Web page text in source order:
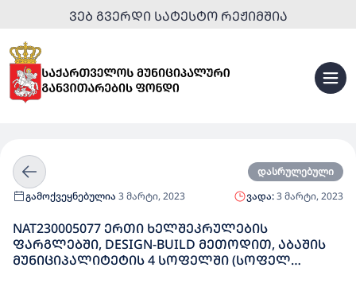
ᲕᲔᲑ ᲒᲕᲔᲠᲓᲘ ᲡᲐᲢᲔᲡᲢᲝ ᲠᲔᲟᲘᲛᲨᲘᲐ
დასრულებული
გამოქვეყნებულია 3 მარტი, 2023 ვადა:3 მარტი, 2023
NAT230005077 ᲔᲠᲗᲘ ᲮᲔᲚᲨᲔᲙᲠᲣᲚᲔᲑᲘᲡ
ᲤᲐᲠᲒᲚᲔᲑᲨᲘ, DESIGN-BUILD ᲛᲔᲗᲝᲓᲘᲗ, ᲐᲑᲐᲨᲘᲡ
ᲛᲣᲜᲘᲪᲘᲞᲐᲚᲘᲢᲔᲢᲘᲡ 4 ᲡᲝᲤᲔᲚᲨᲘ (ᲡᲝᲤᲔᲚ